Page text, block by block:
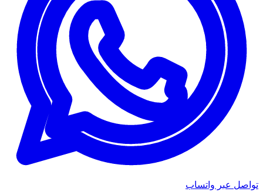
تواصل عبر واتساب